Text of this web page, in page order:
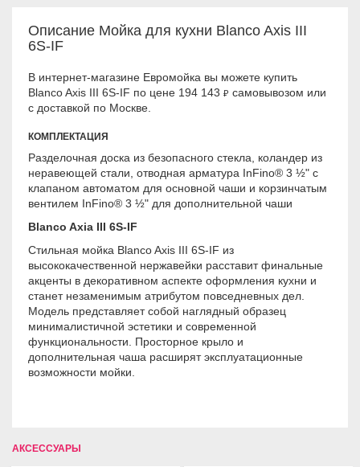
Описание Мойка для кухни Blanco Axis III
6S-IF
В интернет-магазине Евромойка вы можете купить
Blanco Axis III 6S-IF по цене 194 143 ₽ самовывозом или
с доставкой по Москве.
КОМПЛЕКТАЦИЯ
Разделочная доска из безопасного стекла, коландер из
неравеющей стали, отводная арматура InFino® 3 ½" с
клапаном автоматом для основной чаши и корзинчатым
вентилем InFino® 3 ½" для дополнительной чаши
Blanco Axia III 6S-IF
Стильная мойка Blanco Axis III 6S-IF из
высококачественной нержавейки расставит финальные
акценты в декоративном аспекте оформления кухни и
станет незаменимым атрибутом повседневных дел.
Модель представляет собой наглядный образец
минималистичной эстетики и современной
функциональности. Просторное крыло и
дополнительная чаша расширят эксплуатационные
возможности мойки.
АКСЕССУАРЫ